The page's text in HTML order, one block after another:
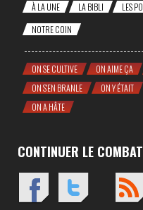
À LA UNE LA BIBLI
LES
NOTRE COIN
ON SE CULTIVE ON AIME ÇA
ON S'EN BRANLE
ON Y ÉTAIT
ON A HÂTE
CONTINUER LE COMBAT